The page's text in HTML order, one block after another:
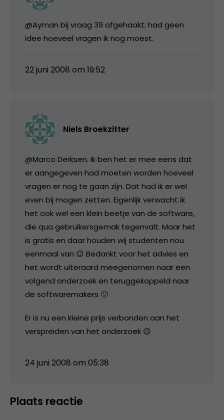
@Ayman bij vraag 39 afgehaakt; had geen
idee hoeveel vragen ik nog moest.
22 juni 2008 om 19:52
Niels Broekzitter
@Marco Derksen. Ik ben het er mee eens dat
er aangegeven had moeten worden hoeveel
vragen er nog te gaan zijn. Dat had ik er wel
even bij mogen zetten. Eigenlijk verwacht ik
het ook wel een klein beetje van de software,
die qua gebruikersgemak tegenvalt. Maar het
is gratis en daar houden wij studenten nou
eenmaal van 😉 Bedankt voor het advies en
het wordt uiteraard meegenomen naar een
volgend onderzoek en teruggekoppeld naar
de softwaremakers 🙂
Er is nu een kleine prijs verbonden aan het
verspreiden van het onderzoek 😉
24 juni 2008 om 05:38
Plaats reactie